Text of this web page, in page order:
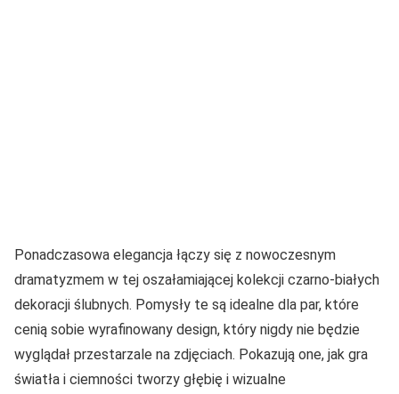
Ponadczasowa elegancja łączy się z nowoczesnym
dramatyzmem w tej oszałamiającej kolekcji czarno-białych
dekoracji ślubnych. Pomysły te są idealne dla par, które
cenią sobie wyrafinowany design, który nigdy nie będzie
wyglądał przestarzale na zdjęciach. Pokazują one, jak gra
światła i ciemności tworzy głębię i wizualne